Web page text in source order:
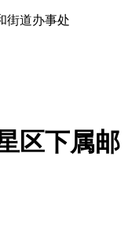
街道办事处
区下属邮